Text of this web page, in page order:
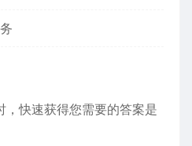
，快速获得您需要的答案是